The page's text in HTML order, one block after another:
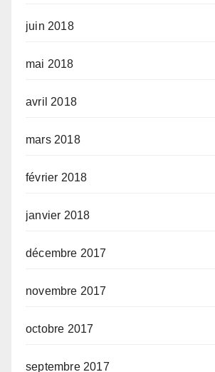
juin 2018
mai 2018
avril 2018
mars 2018
février 2018
janvier 2018
décembre 2017
novembre 2017
octobre 2017
septembre 2017